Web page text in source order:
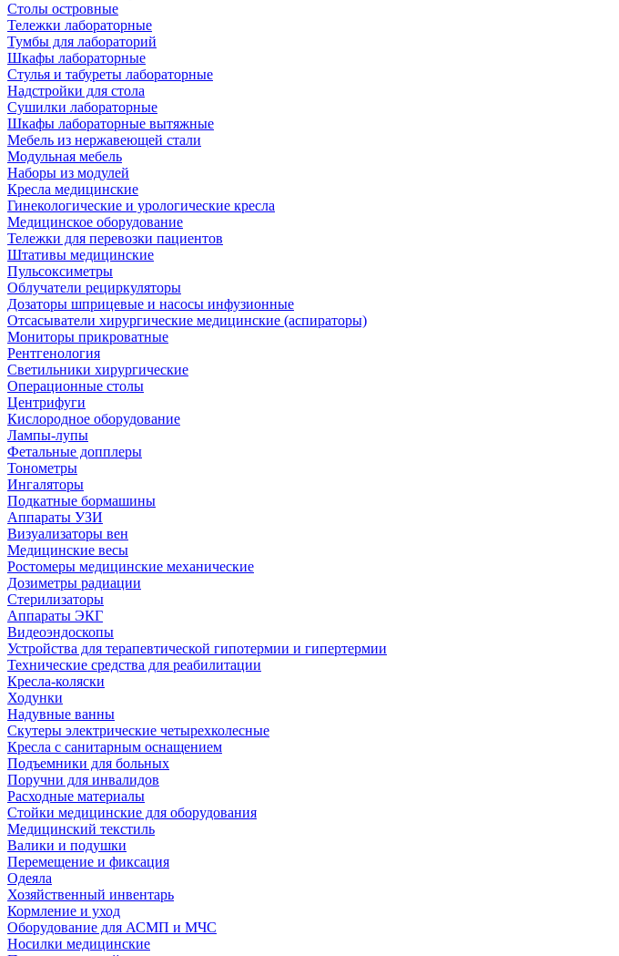
Столы островные
Тележки лабораторные
Тумбы для лабораторий
Шкафы лабораторные
Стулья и табуреты лабораторные
Надстройки для стола
Сушилки лабораторные
Шкафы лабораторные вытяжные
Мебель из нержавеющей стали
Модульная мебель
Наборы из модулей
Кресла медицинские
Гинекологические и урологические кресла
Медицинское оборудование
Тележки для перевозки пациентов
Штативы медицинские
Пульсоксиметры
Облучатели рециркуляторы
Дозаторы шприцевые и насосы инфузионные
Отсасыватели хирургические медицинские (аспираторы)
Мониторы прикроватные
Рентгенология
Светильники хирургические
Операционные столы
Центрифуги
Кислородное оборудование
Лампы-лупы
Фетальные допплеры
Тонометры
Ингаляторы
Подкатные бормашины
Аппараты УЗИ
Визуализаторы вен
Медицинские весы
Ростомеры медицинские механические
Дозиметры радиации
Стерилизаторы
Аппараты ЭКГ
Видеоэндоскопы
Устройства для терапевтической гипотермии и гипертермии
Технические средства для реабилитации
Кресла-коляски
Ходунки
Надувные ванны
Скутеры электрические четырехколесные
Кресла с санитарным оснащением
Подъемники для больных
Поручни для инвалидов
Расходные материалы
Стойки медицинские для оборудования
Медицинский текстиль
Валики и подушки
Перемещение и фиксация
Одеяла
Хозяйственный инвентарь
Кормление и уход
Оборудование для АСМП и МЧС
Носилки медицинские